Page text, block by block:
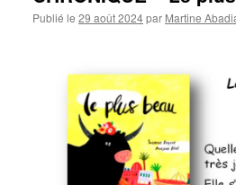
Publié le 29 août 2024par Martine